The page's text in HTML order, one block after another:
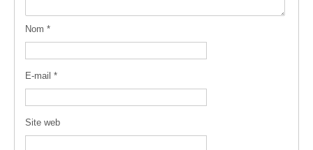
Nom *
E-mail *
Site web